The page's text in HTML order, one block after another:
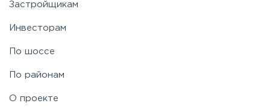
Застройщикам
Инвесторам
По шоссе
По районам
О проекте